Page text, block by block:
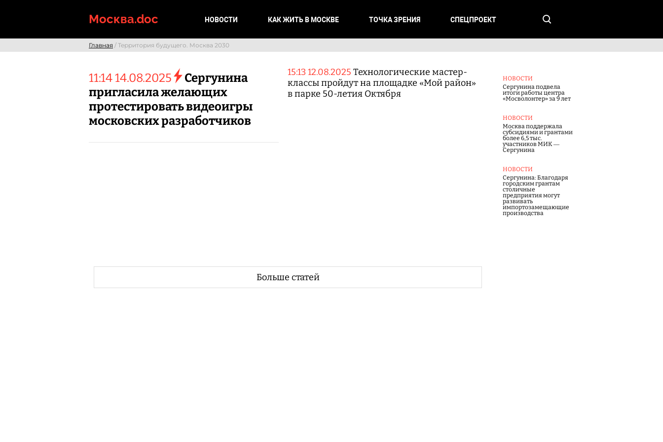
Москва.doc НОВОСТИ КАК ЖИТЬ В МОСКВЕ ТОЧКА ЗРЕНИЯ СПЕЦПРОЕКТ
Главная / Территория будущего. Москва 2030
11:14 14.08.2025
Сергунина
пригласила желающих
протестировать видеоигры
московских разработчиков
15:13 12.08.2025 Технологические мастер-
классы пройдут на площадке «Мой район»
в парке 50-летия Октября
НОВОСТИ
Сергунина подвела
итоги работы центра
«Мосволонтер» за 9 лет
НОВОСТИ
Москва поддержала
субсидиями и грантами
более 6,5 тыс.
участников МИК —
Сергунина
НОВОСТИ
Сергунина: Благодаря
городским грантам
столичные
предприятия могут
развивать
импортозамещающие
производства
Больше статей